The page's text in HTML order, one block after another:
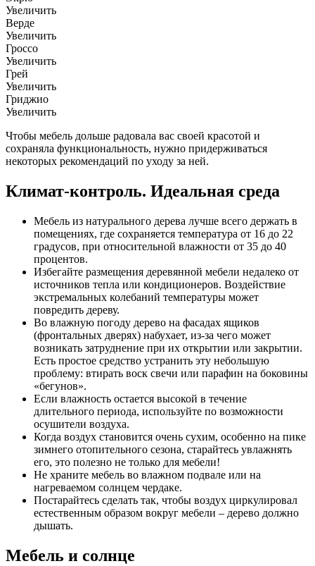
Увеличить
Верде
Увеличить
Гроссо
Увеличить
Грей
Увеличить
Гриджио
Увеличить
Чтобы мебель дольше радовала вас своей красотой и
сохраняла функциональность, нужно придерживаться
некоторых рекомендаций по уходу за ней.
Климат-контроль. Идеальная среда
Мебель из натурального дерева лучше всего держать в
помещениях, где сохраняется температура от 16 до 22
градусов, при относительной влажности от 35 до 40
процентов.
Избегайте размещения деревянной мебели недалеко от
источников тепла или кондиционеров. Воздействие
экстремальных колебаний температуры может
повредить дереву.
Во влажную погоду дерево на фасадах ящиков
(фронтальных дверях) набухает, из-за чего может
возникать затруднение при их открытии или закрытии.
Есть простое средство устранить эту небольшую
проблему: втирать воск свечи или парафин на боковины
«бегунов».
Если влажность остается высокой в течение
длительного периода, используйте по возможности
осушители воздуха.
Когда воздух становится очень сухим, особенно на пике
зимнего отопительного сезона, старайтесь увлажнять
его, это полезно не только для мебели!
Не храните мебель во влажном подвале или на
нагреваемом солнцем чердаке.
Постарайтесь сделать так, чтобы воздух циркулировал
естественным образом вокруг мебели – дерево должно
дышать.
Мебель и солнце